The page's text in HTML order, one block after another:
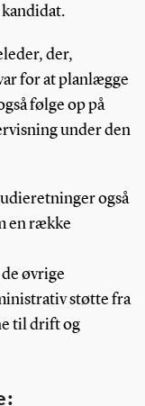
der,
for at planlægge
følge op på
under den
også
en række
øvrige
støtte fra
til drift og